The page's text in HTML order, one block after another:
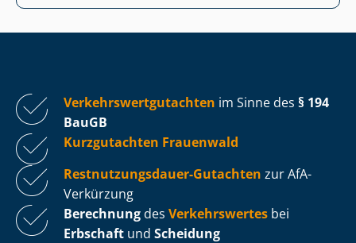
Ver­kehrs­wert­gut­ach­ten im Sinne des § 194
BauGB
Kurzgutachten Frauenwald
Rest­nut­zungs­dau­er-Gutachten zur AfA-
Verkürzung
Berechnung des Verkehrswertes bei
Erbschaft und Scheidung